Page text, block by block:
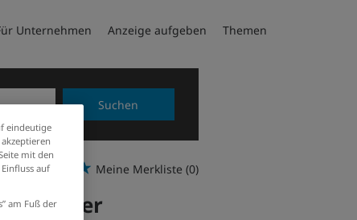
Unternehmen Anzeige aufgeben Themen
Suchen
Meine Merkliste (0)
eindeutige
mit den
auf
am Fuß der